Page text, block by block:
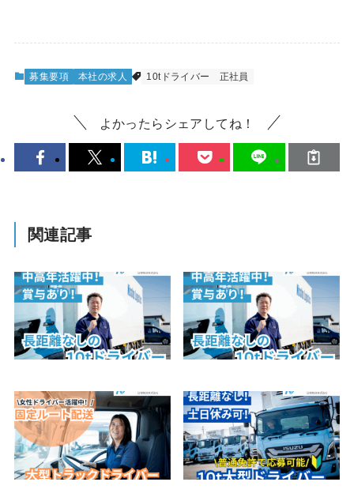
募集要項 本社の求人 10tドライバー 正社員
よかったらシェアしてね！
関連記事